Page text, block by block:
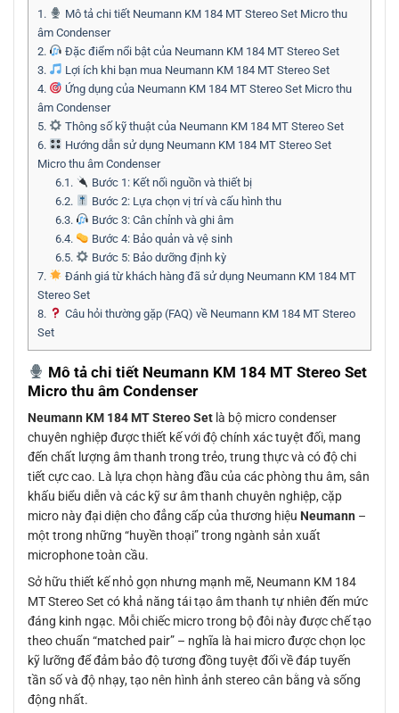
1.
Mô tả chi tiết Neumann KM 184 MT Stereo Set Micro thu
âm Condenser
2.
Đặc điểm nổi bật của Neumann KM 184 MT Stereo Set
3.
Lợi ích khi bạn mua Neumann KM 184 MT Stereo Set
4.
Ứng dụng của Neumann KM 184 MT Stereo Set Micro thu
âm Condenser
5.
Thông số kỹ thuật của Neumann KM 184 MT Stereo Set
6.
Hướng dẫn sử dụng Neumann KM 184 MT Stereo Set
Micro thu âm Condenser
6.1.
Bước 1: Kết nối nguồn và thiết bị
6.2.
Bước 2: Lựa chọn vị trí và cấu hình thu
6.3.
Bước 3: Cân chỉnh và ghi âm
6.4.
Bước 4: Bảo quản và vệ sinh
6.5.
Bước 5: Bảo dưỡng định kỳ
7.
Đánh giá từ khách hàng đã sử dụng Neumann KM 184 MT
Stereo Set
8.
Câu hỏi thường gặp (FAQ) về Neumann KM 184 MT Stereo
Set
Mô tả chi tiết Neumann KM 184 MT Stereo Set
Micro thu âm Condenser
Neumann KM 184 MT Stereo Set là bộ micro condenser
chuyên nghiệp được thiết kế với độ chính xác tuyệt đối, mang
đến chất lượng âm thanh trong trẻo, trung thực và có độ chi
tiết cực cao. Là lựa chọn hàng đầu của các phòng thu âm, sân
khấu biểu diễn và các kỹ sư âm thanh chuyên nghiệp, cặp
micro này đại diện cho đẳng cấp của thương hiệu Neumann –
một trong những “huyền thoại” trong ngành sản xuất
microphone toàn cầu.
Sở hữu thiết kế nhỏ gọn nhưng mạnh mẽ, Neumann KM 184
MT Stereo Set có khả năng tái tạo âm thanh tự nhiên đến mức
đáng kinh ngạc. Mỗi chiếc micro trong bộ đôi này được chế tạo
theo chuẩn “matched pair” – nghĩa là hai micro được chọn lọc
kỹ lưỡng để đảm bảo độ tương đồng tuyệt đối về đáp tuyến
tần số và độ nhạy, tạo nên hình ảnh stereo cân bằng và sống
động nhất.